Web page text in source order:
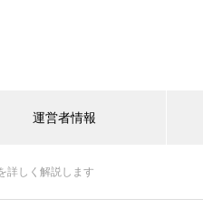
運営者情報
詳しく解説します